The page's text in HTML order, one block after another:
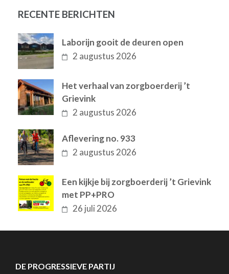
RECENTE BERICHTEN
Laborijn gooit de deuren open
2 augustus 2026
Het verhaal van zorgboerderij ’t
Grievink
2 augustus 2026
Aflevering no. 933
2 augustus 2026
Een kijkje bij zorgboerderij ’t Grievink
met PP+PRO
26 juli 2026
DE PROGRESSIEVE PARTIJ